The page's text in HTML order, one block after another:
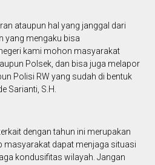
ataupun hal yang janggal dari
yang mengaku bisa
kami mohon masyarakat
Polsek, dan bisa juga melapor
Polisi RW yang sudah di bentuk
Sarianti, S.H.
dengan tahun ini merupakan
masyarakat dapat menjaga situasi
kondusifitas wilayah. Jangan